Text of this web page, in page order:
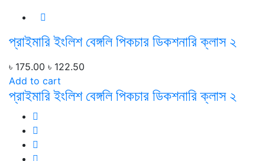
প্রাইমারি ইংলিশ বেঙ্গলি পিকচার ডিকশনারি ক্লাস ২
৳ 175.00 ৳ 122.50
Add to cart
প্রাইমারি ইংলিশ বেঙ্গলি পিকচার ডিকশনারি ক্লাস ২